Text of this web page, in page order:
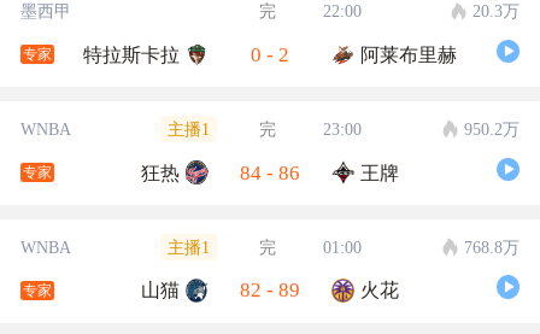
墨西甲 完 22:00 20.3万
专家 特拉斯卡拉 0 - 2 阿莱布里赫
WNBA 主播1 完 23:00 950.2万
专家 狂热 84 - 86 王牌
WNBA 主播1 完 01:00 768.8万
专家 山猫 82 - 89 火花